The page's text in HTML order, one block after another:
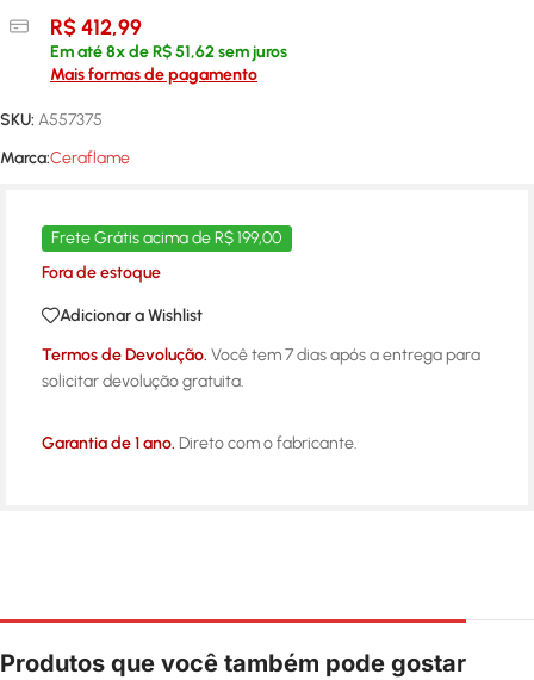
R$412,99
Em até8x deR$51,62sem juros
Mais formas de pagamento
SKU: A557375
Marca:Ceraflame
Frete Grátis acima de R$ 199,00
Fora de estoque
Adicionar a Wishlist
Termos de Devolução. Você tem 7 dias após a entrega para
solicitar devolução gratuita.
Garantia de 1 ano. Direto com o fabricante.
Produtos que você também pode gostar